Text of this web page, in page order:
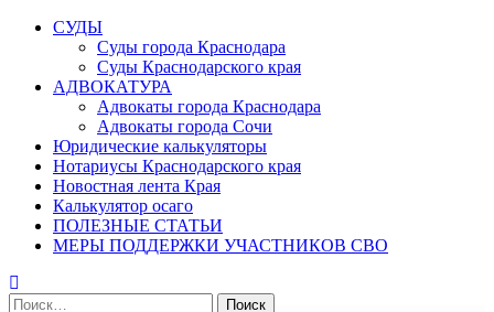
СУДЫ
Суды города Краснодара
Суды Краснодарского края
АДВОКАТУРА
Адвокаты города Краснодара
Адвокаты города Сочи
Юридические калькуляторы
Нотариусы Краснодарского края
Новостная лента Края
Калькулятор осаго
ПОЛЕЗНЫЕ СТАТЬИ
МЕРЫ ПОДДЕРЖКИ УЧАСТНИКОВ СВО
Найти: